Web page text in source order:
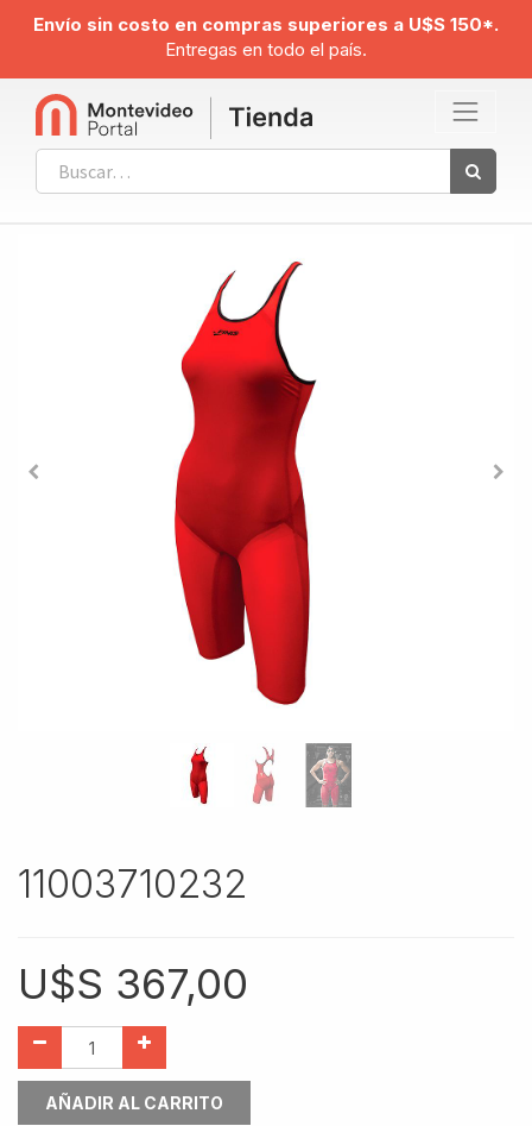
Envío sin costo en compras superiores a U$S 150*.
Entregas en todo el país.
11003710232
U$S 367,00
AÑADIR AL CARRITO